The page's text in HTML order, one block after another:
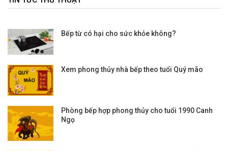
Bếp từ có hại cho sức khỏe không?
Xem phong thủy nhà bếp theo tuổi Quý mão
Phòng bếp hợp phong thủy cho tuổi 1990 Canh
Ngọ